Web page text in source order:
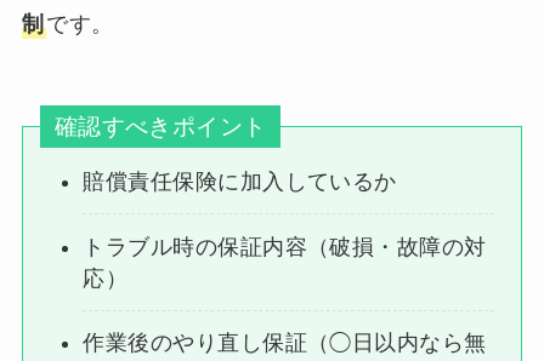
制です。
確認すべきポイント
賠償責任保険に加入しているか
トラブル時の保証内容（破損・故障の対
応）
作業後のやり直し保証（◯日以内なら無